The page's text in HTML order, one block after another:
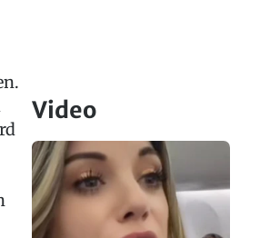
Video